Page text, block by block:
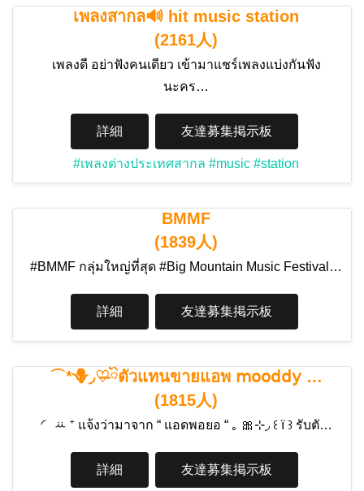
เพลงสากล🔊 hit music station
(2161人)
เพลงดี อย่าฟังคนเดียว เข้ามาแชร์เพลงแบ่งกันฟัง
นะคร…
詳細 友達募集掲示板
#เพลงต่างประเทศสากล #music #station
BMMF
(1839人)
#BMMF กลุ่มใหญ่ที่สุด #Big Mountain Music Festival…
詳細 友達募集掲示板
⌒*🪻◞♡̶ིྀตัวแทนขายแอพ 𝗆𝗈𝗈𝖽𝖽𝗒 …
(1815人)
◜ ꕁ ⁺ แจ้งว่ามาจาก “ แอดพอยอ “ ｡ 🎀⊹◞ ꒰ ї ꒱ รับตั…
詳細 友達募集掲示板